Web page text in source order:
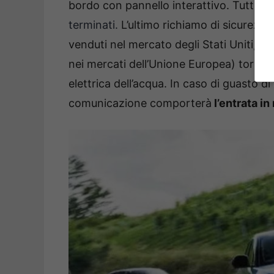
bordo con pannello interattivo. Tutto
terminati. L’ultimo richiamo di
venduti nel mercato degli Stati Uniti,
nei mercati dell’Unione Europea)
elettrica dell’acqua. In caso di guasto
comunicazione comporterà l’entrata